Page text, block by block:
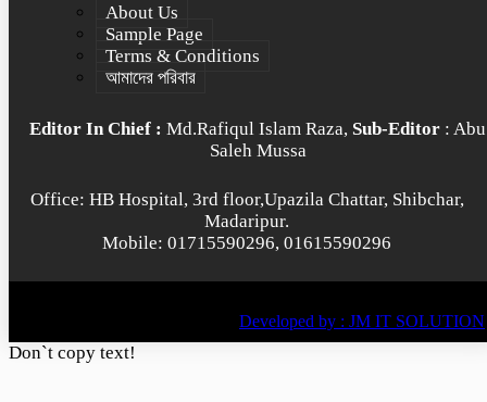
About Us
Sample Page
Terms & Conditions
আমাদের পরিবার
Editor In Chief : Md.Rafiqul Islam Raza, Sub-Editor : Abu
Saleh Mussa
Office: HB Hospital, 3rd floor,Upazila Chattar, Shibchar,
Madaripur.
Mobile: 01715590296, 01615590296
Developed by : JM IT SOLUTION
Don`t copy text!